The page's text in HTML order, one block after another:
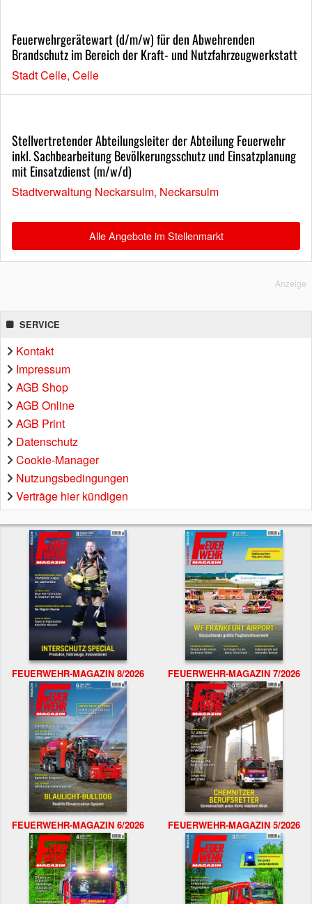
Feuerwehrgerätewart (d/m/w) für den Abwehrenden
Brandschutz im Bereich der Kraft- und Nutzfahrzeugwerkstatt
Stadt Celle, Celle
Stellvertretender Abteilungsleiter der Abteilung Feuerwehr
inkl. Sachbearbeitung Bevölkerungsschutz und Einsatzplanung
mit Einsatzdienst (m/w/d)
Stadtverwaltung Neckarsulm, Neckarsulm
Alle Angebote im Stellenmarkt
Anzeige
SERVICE
Kontakt
Impressum
AGB Shop
AGB Online
AGB Print
Datenschutz
Cookie-Manager
Nutzungsbedingungen
Verträge hier kündigen
FEUERWEHR-MAGAZIN 8/2026 FEUERWEHR-MAGAZIN 7/2026
FEUERWEHR-MAGAZIN 6/2026 FEUERWEHR-MAGAZIN 5/2026